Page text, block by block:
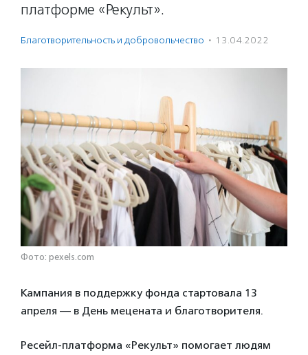
платформе «Рекульт».
Благотвори­тель­ность и доброволь­чест­во · 13.04.2022
Фото: pexels.com
Кампания в поддержку фонда стартовала 13
апреля — в День мецената и благотворителя.
Ресейл-платформа «Рекульт» помогает людям